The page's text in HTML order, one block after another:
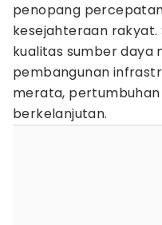
penopang
kesejahteraan
kualitas sumber daya
pembangunan
merata,
berkelanjutan.